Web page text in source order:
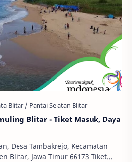
Blitar - Tiket Masuk, Daya
Desa Tambakrejo, Kecamatan
Blitar, Jawa Timur 66173 Tiket